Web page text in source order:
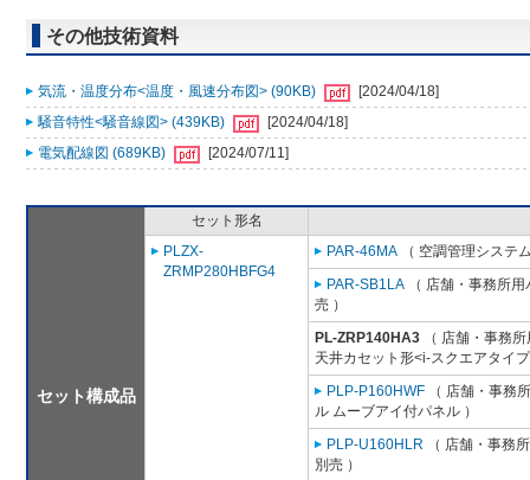
その他技術資料
気流・温度分布<温度・風速分布図> (90KB)
[2024/04/18]
騒音特性<騒音線図> (439KB)
[2024/04/18]
電気配線図 (689KB)
[2024/07/11]
セット構成品
セット形名
PLZX-
ZRMP280HBFG4
PAR-46MA （ 空調管理システ
PAR-SB1LA （ 店舗・事務所
売 ）
PL-ZRP140HA3 （ 店舗・事務
天井カセット形<i-スクエアタイ
PLP-P160HWF （ 店舗・事務
ル ムーブアイ付パネル ）
PLP-U160HLR （ 店舗・事務
別売 ）